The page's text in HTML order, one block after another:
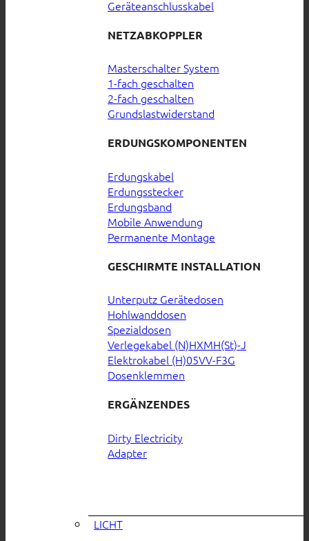
Geräteanschlusskabel
NETZABKOPPLER
Masterschalter System
1-fach geschalten
2-fach geschalten
Grundslastwiderstand
ERDUNGSKOMPONENTEN
Erdungskabel
Erdungsstecker
Erdungsband
Mobile Anwendung
Permanente Montage
GESCHIRMTE INSTALLATION
Unterputz Gerätedosen
Hohlwanddosen
Spezialdosen
Verlegekabel (N)HXMH(St)-J
Elektrokabel (H)05VV-F3G
Dosenklemmen
ERGÄNZENDES
Dirty Electricity
Adapter
LICHT